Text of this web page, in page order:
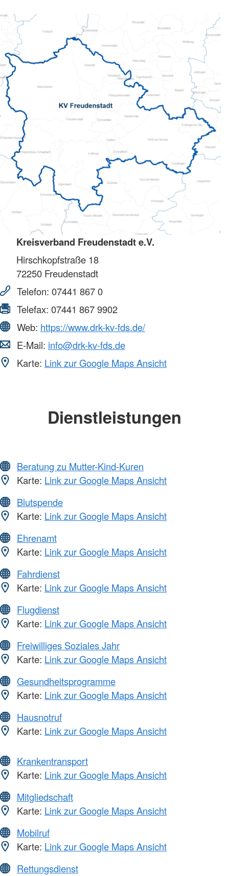
Kreisverband Freudenstadt e.V.
Hirschkopfstraße 18
72250 Freudenstadt
Telefon: 07441 867 0
Telefax: 07441 867 9902
Web: https://www.drk-kv-fds.de/
E-Mail: info@drk-kv-fds.de
Karte: Link zur Google Maps Ansicht
Dienstleistungen
Beratung zu Mutter-Kind-Kuren
Karte: Link zur Google Maps Ansicht
Blutspende
Karte: Link zur Google Maps Ansicht
Ehrenamt
Karte: Link zur Google Maps Ansicht
Fahrdienst
Karte: Link zur Google Maps Ansicht
Flugdienst
Karte: Link zur Google Maps Ansicht
Freiwilliges Soziales Jahr
Karte: Link zur Google Maps Ansicht
Gesundheitsprogramme
Karte: Link zur Google Maps Ansicht
Hausnotruf
Karte: Link zur Google Maps Ansicht
Krankentransport
Karte: Link zur Google Maps Ansicht
Mitgliedschaft
Karte: Link zur Google Maps Ansicht
Mobilruf
Karte: Link zur Google Maps Ansicht
Rettungsdienst